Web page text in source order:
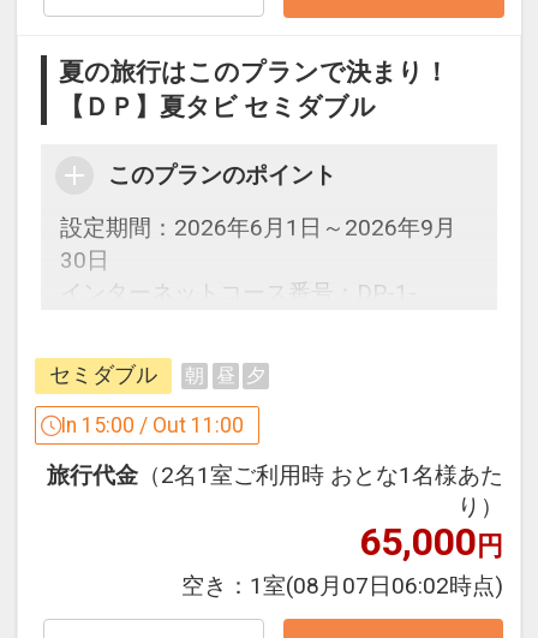
夏の旅行はこのプランで決まり！
【ＤＰ】夏タビ セミダブル
このプランのポイント
設定期間：2026年6月1日～2026年9月
30日
インターネットコース番号：DP-1-
セミダブル 朝 昼 夕
In 15:00 / Out 11:00
旅行代金 （2名1室ご利用時 おとな1名様あた
り）
65,000円
空き： 1室(08月07日06:02時点)